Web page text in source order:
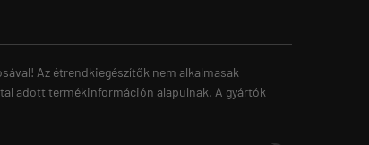
Az étrendkiegészítők nem alkalmasak
adott termékinformáción alapulnak. A gyártók